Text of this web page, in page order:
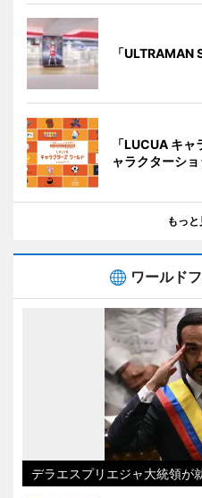
「ULTRAMAN
「LUCUA キ
ャラクターシ
もっと
ワールド
デラエスプリエジャ大統領が